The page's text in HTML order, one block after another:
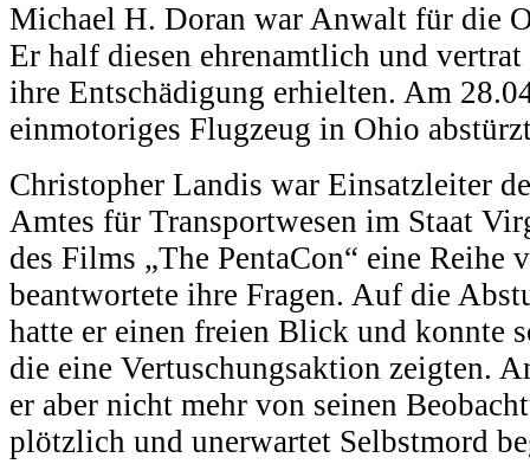
Michael H. Doran war Anwalt für die
Er half diesen ehrenamtlich und
ihre Entschädigung erhielten. Am
einmotoriges Flugzeug in Ohio
Christopher Landis war Einsatzleiter
Amtes für Transportwesen im Staat
des Films „The PentaCon“ eine Reihe
beantwortete ihre Fragen. Auf die
hatte er einen freien Blick und konnte
die eine Vertuschungsaktion zeigten.
er aber nicht mehr von seinen
plötzlich und unerwartet Selbstmord